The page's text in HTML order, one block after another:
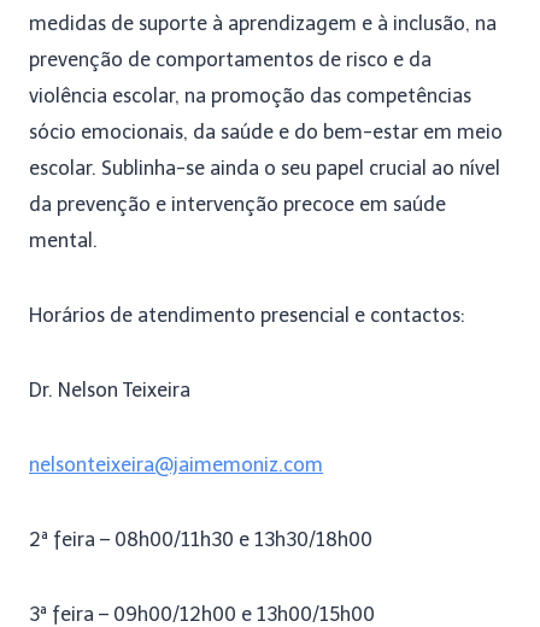
medidas de suporte à aprendizagem e à inclusão, na
prevenção de comportamentos de risco e da
violência escolar, na promoção das competências
sócio emocionais, da saúde e do bem-estar em meio
escolar. Sublinha-se ainda o seu papel crucial ao nível
da prevenção e intervenção precoce em saúde
mental.
Horários de atendimento presencial e contactos:
Dr. Nelson Teixeira
nelsonteixeira@jaimemoniz.com
2ª feira – 08h00/11h30 e 13h30/18h00
3ª feira – 09h00/12h00 e 13h00/15h00